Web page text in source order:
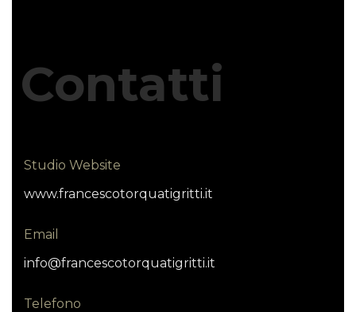
Contatti
Studio Website
www.francescotorquatigritti.it
Email
info@francescotorquatigritti.it
Telefono